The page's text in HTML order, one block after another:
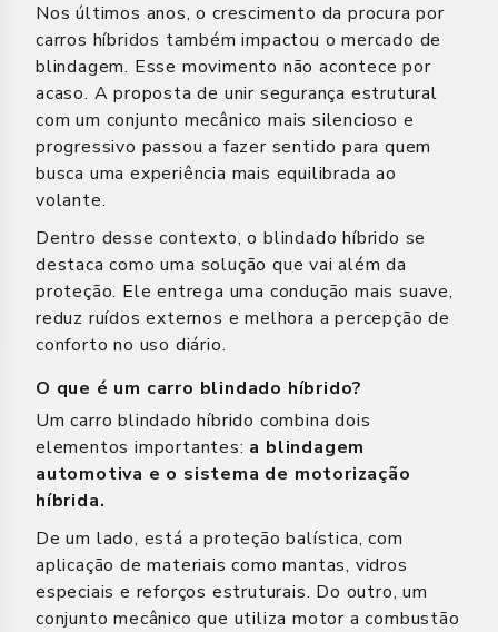
Nos últimos anos, o crescimento da procura por
carros híbridos também impactou o mercado de
blindagem. Esse movimento não acontece por
acaso. A proposta de unir segurança estrutural
com um conjunto mecânico mais silencioso e
progressivo passou a fazer sentido para quem
busca uma experiência mais equilibrada ao
volante.
Dentro desse contexto, o blindado híbrido se
destaca como uma solução que vai além da
proteção. Ele entrega uma condução mais suave,
reduz ruídos externos e melhora a percepção de
conforto no uso diário.
O que é um carro blindado híbrido?
Um carro blindado híbrido combina dois
elementos importantes: a blindagem
automotiva e o sistema de motorização
híbrida.
De um lado, está a proteção balística, com
aplicação de materiais como mantas, vidros
especiais e reforços estruturais. Do outro, um
conjunto mecânico que utiliza motor a combustão